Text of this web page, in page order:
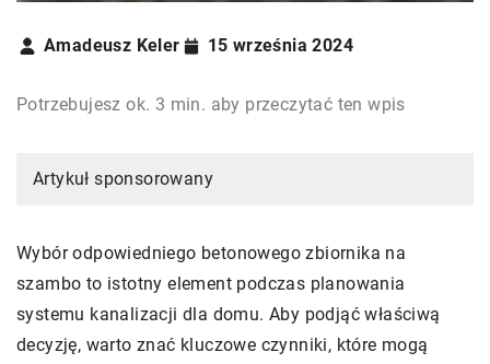
Amadeusz Keler 15 września 2024
Potrzebujesz ok. 3 min. aby przeczytać ten wpis
Artykuł sponsorowany
Wybór odpowiedniego betonowego zbiornika na
szambo to istotny element podczas planowania
systemu kanalizacji dla domu. Aby podjąć właściwą
decyzję, warto znać kluczowe czynniki, które mogą